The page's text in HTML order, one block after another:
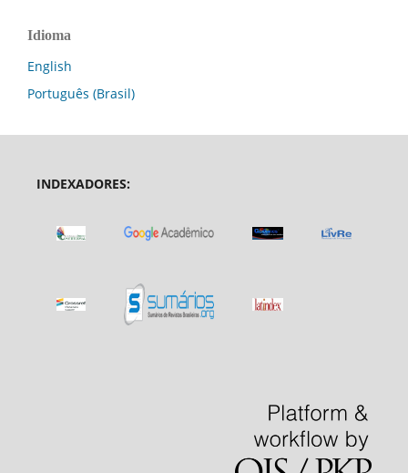
Idioma
English
Português (Brasil)
INDEXADORES: